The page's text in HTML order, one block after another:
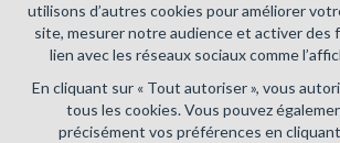
utilisons d’autres cookies pour améliorer
site, mesurer notre audience et activer des
lien avec les réseaux sociaux comme
En cliquant sur « Tout autoriser », vous
tous les cookies. Vous pouvez
précisément vos préférences en
RC professionnelle et cautionnement via
Place du Trône 1, 1000 Bruxelles –
Couverture valable pour les activités
Conditions générales d'utilisation